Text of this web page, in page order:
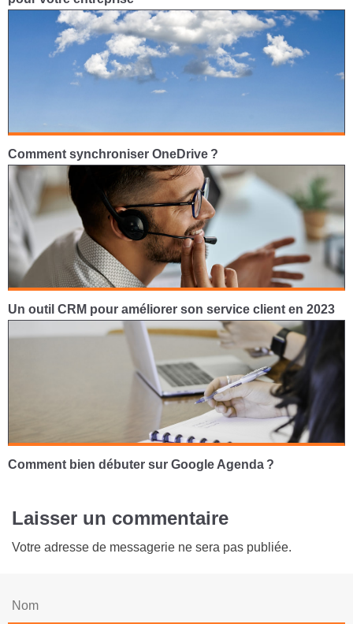
Comment synchroniser OneDrive ?
Un outil CRM pour améliorer son service client en 2023
Comment bien débuter sur Google Agenda ?
Laisser un commentaire
Votre adresse de messagerie ne sera pas publiée.